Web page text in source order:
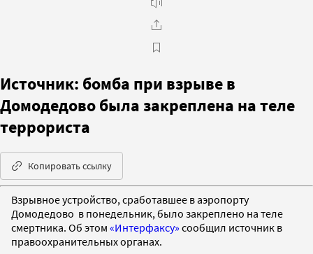
Источник: бомба при взрыве в
Домодедово была закреплена на теле
террориста
Копировать ссылку
Взрывное устройство, сработавшее в аэропорту
Домодедово в понедельник, было закреплено на теле
смертника. Об этом «Интерфаксу» сообщил источник в
правоохранительных органах.